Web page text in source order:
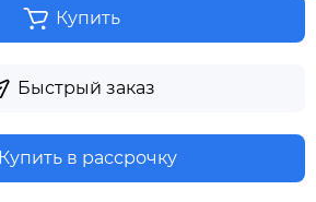
Купить
Быстрый заказ
Купить в рассрочку